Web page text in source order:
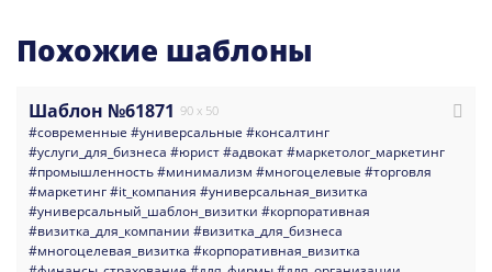
Похожие шаблоны
Шаблон №61871 90 x 50
#современные #универсальные #консалтинг
#услуги_для_бизнеса #юрист#адвокат#маркетолог_маркетинг
#промышленность#минимализм #многоцелевые #торговля
#маркетинг#it_компания #универсальная_визитка
#универсальный_шаблон_визитки #корпоративная
#визитка_для_компании #визитка_для_бизнеса
#многоцелевая_визитка #корпоративная_визитка